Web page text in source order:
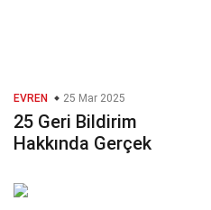
EVREN 25 Mar 2025
25 Geri Bildirim
Hakkında Gerçek